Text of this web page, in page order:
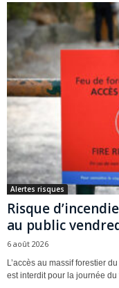
Alertes risques
Risque
au public
6 août 2026
L’accès au massif forestier
est interdit pour la journée